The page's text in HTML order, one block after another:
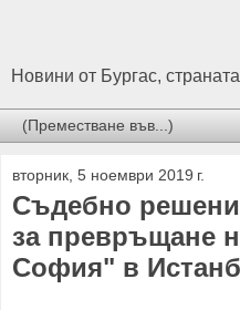
Новини от Бургас,
вторник, 5 ноември 2019 г.
Съдебно
за превръщане
София" в